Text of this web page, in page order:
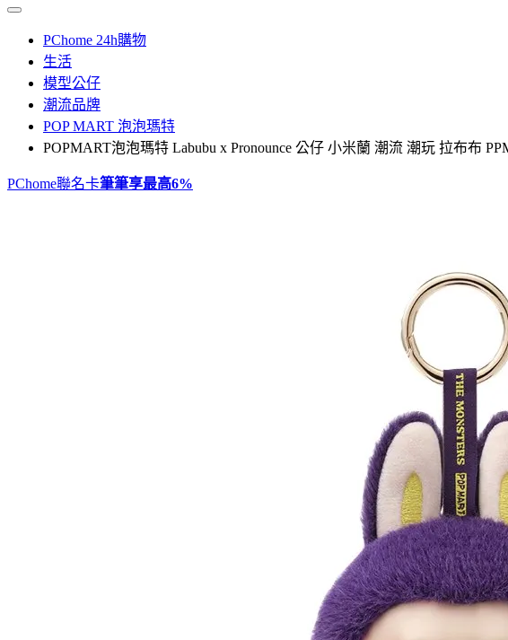
PChome 24h購物
生活
模型公仔
潮流品牌
POP MART 泡泡瑪特
POPMART泡泡瑪特 Labubu x Pronounce 公仔 小米蘭 潮流 潮玩 拉布布
PChome聯名卡筆筆享最高6%